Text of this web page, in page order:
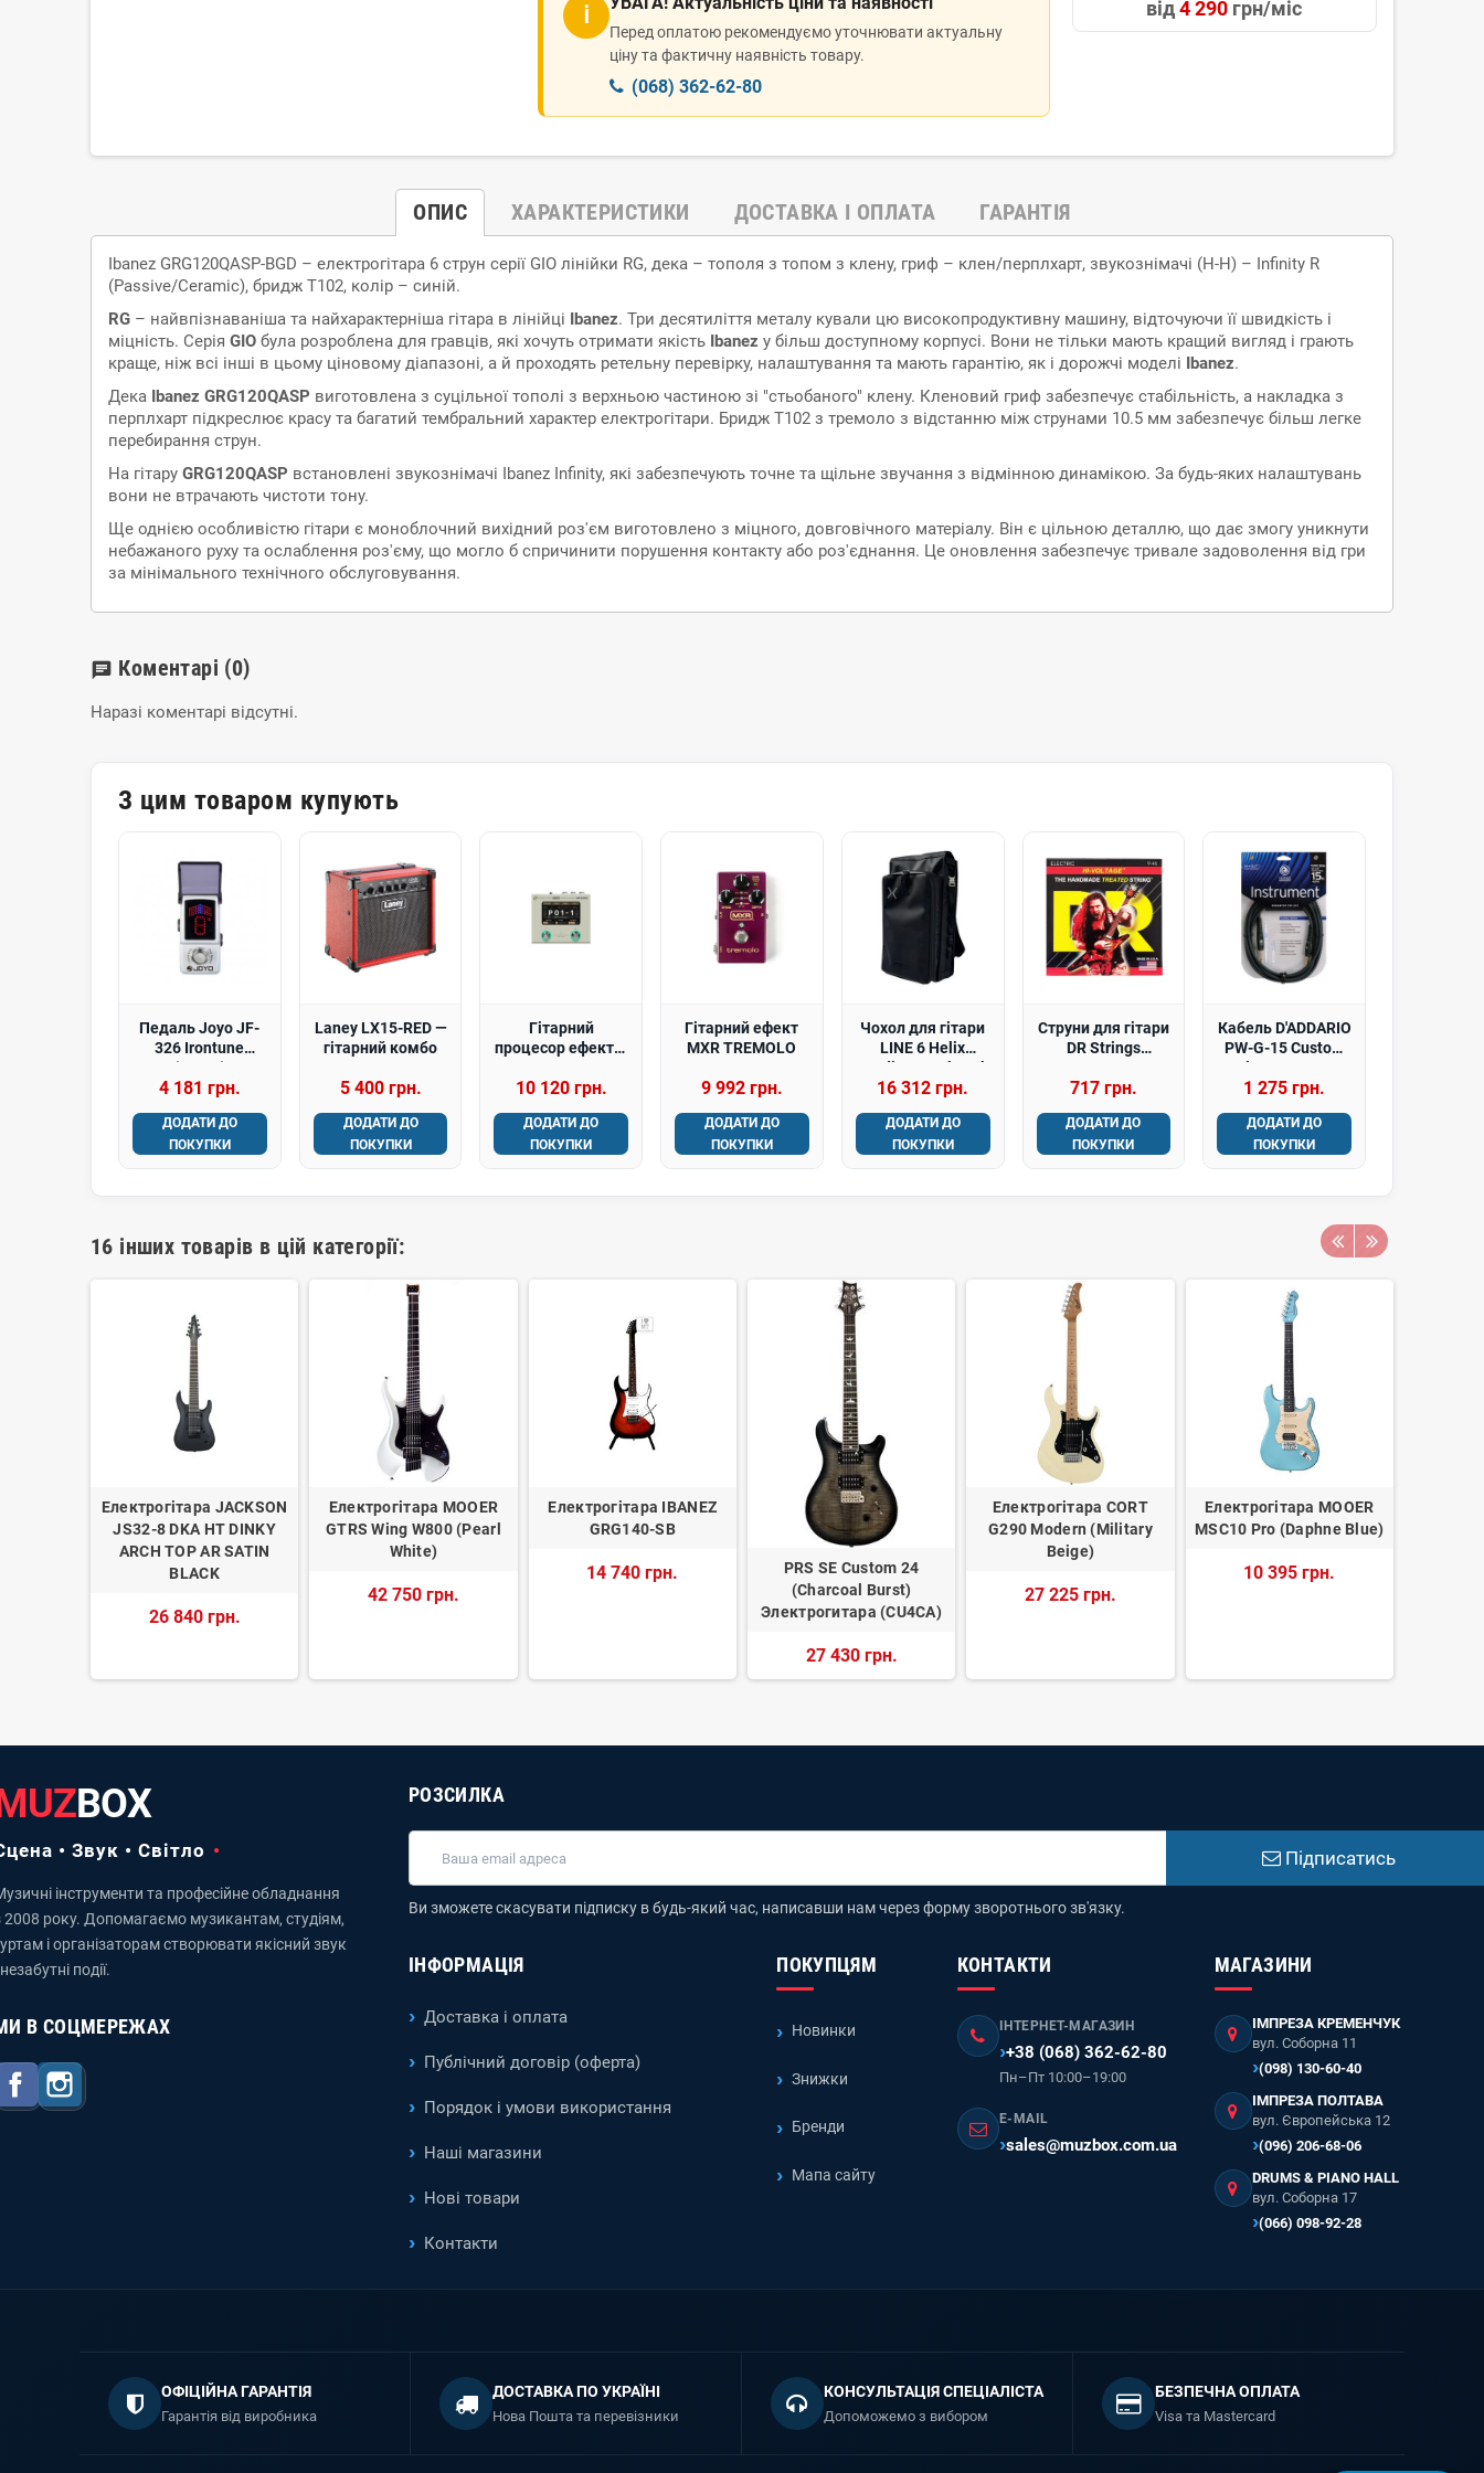
ℹ
Перед оплатою рекомендуємо уточнювати актуальну
ціну та фактичну наявність товару.
(068) 362-62-80
від4 290 грн/міс
ОПИС ХАРАКТЕРИСТИКИ ДОСТАВКА І ОПЛАТА ГАРАНТІЯ
Ibanez GRG120QASP-BGD – електрогітара 6 струн серії GIO лінійки RG, дека – тополя з топом з клену, гриф – клен/перплхарт, звукознімачі (H-H) – Infinity R
(Passive/Ceramic), бридж T102, колір – синій.
RG – найвпізнаваніша та найхарактерніша гітара в лінійці Ibanez. Три десятиліття металу кували цю високопродуктивну машину, відточуючи її швидкість і
міцність. Серія GIO була розроблена для гравців, які хочуть отримати якість Ibanez у більш доступному корпусі. Вони не тільки мають кращий вигляд і грають
краще, ніж всі інші в цьому ціновому діапазоні, а й проходять ретельну перевірку, налаштування та мають гарантію, як і дорожчі моделі Ibanez.
Дека Ibanez GRG120QASP виготовлена з суцільної тополі з верхньою частиною зі "стьобаного" клену. Кленовий гриф забезпечує стабільність, а накладка з
перплхарт підкреслює красу та багатий тембральний характер електрогітари. Бридж T102 з тремоло з відстанню між струнами 10.5 мм забезпечує більш легке
перебирання струн.
На гітару GRG120QASP встановлені звукознімачі Ibanez Infinity, які забезпечують точне та щільне звучання з відмінною динамікою. За будь-яких налаштувань
вони не втрачають чистоти тону.
Ще однією особливістю гітари є моноблочний вихідний роз'єм виготовлено з міцного, довговічного матеріалу. Він є цільною деталлю, що дає змогу уникнути
небажаного руху та ослаблення роз'єму, що могло б спричинити порушення контакту або роз'єднання. Це оновлення забезпечує тривале задоволення від гри
за мінімального технічного обслуговування.
chat Коментарі (0)
Наразі коментарі відсутні.
З цим товаром купують
Педаль Joyo JF-
326 Irontune
(Tuner)
4 181 грн.
ДОДАТИ ДО
ПОКУПКИ
Laney LX15-RED —
гітарний комбо
5 400 грн.
ДОДАТИ ДО
ПОКУПКИ
Гітарний
процесор ефектів
AMPERO MINI
10 120 грн.
ДОДАТИ ДО
ПОКУПКИ
Гітарний ефект
MXR TREMOLO
9 992 грн.
ДОДАТИ ДО
ПОКУПКИ
Чохол для гітари
LINE 6 Helix
Stadium Backpack
16 312 грн.
ДОДАТИ ДО
ПОКУПКИ
Струни для гітари
DR Strings
DARRELL HI-
Light Heavy (9-46)
717 грн.
ДОДАТИ ДО
ПОКУПКИ
Кабель D'ADDARIO
PW-G-15 Custom
Series Instrument
Cable (4.5m)
1 275 грн.
ДОДАТИ ДО
ПОКУПКИ
16 інших товарів в цій категорії:
Електрогітара JACKSON
JS32-8 DKA HT DINKY
ARCH TOP AR SATIN
BLACK
26 840 грн.
Електрогітара MOOER
GTRS Wing W800 (Pearl
White)
42 750 грн.
Електрогітара IBANEZ
GRG140-SB
14 740 грн.
PRS SE Custom 24
(Charcoal Burst)
Электрогитара (CU4CA)
27 430 грн.
Електрогітара CORT
G290 Modern (Military
Beige)
27 225 грн.
Електрогітара MOOER
MSC10 Pro (Daphne Blue)
10 395 грн.
BOX
• Звук • Світло
інструменти та професійне обладнання
2008 року. Допомагаємо музикантам, студіям,
і організаторам створювати якісний звук
незабутні події.
В СОЦМЕРЕЖАХ
Facebook
РОЗСИЛКА
Підписатись
Ви зможете скасувати підписку в будь-який час, написавши нам через форму зворотнього зв'язку.
ІНФОРМАЦІЯ
Доставка і оплата
Публічний договір (оферта)
Порядок і умови використання
Наші магазини
Нові товари
Контакти
ПОКУПЦЯМ
Новинки
Знижки
Бренди
Мапа сайту
КОНТАКТИ
ІНТЕРНЕТ-МАГАЗИН
+38 (068) 362-62-80
Пн–Пт 10:00–19:00
E-MAIL
sales@muzbox.com.ua
МАГАЗИНИ
ІМПРЕЗА КРЕМЕНЧУК
вул. Соборна 11
(098) 130-60-40
ІМПРЕЗА ПОЛТАВА
вул. Європейська 12
(096) 206-68-06
DRUMS & PIANO HALL
вул. Соборна 17
(066) 098-92-28
ОФІЦІЙНА ГАРАНТІЯ
Гарантія від виробника
ДОСТАВКА ПО УКРАЇНІ
Нова Пошта та перевізники
КОНСУЛЬТАЦІЯ СПЕЦІАЛІСТА
Допоможемо з вибором
БЕЗПЕЧНА ОПЛАТА
Visa та Mastercard